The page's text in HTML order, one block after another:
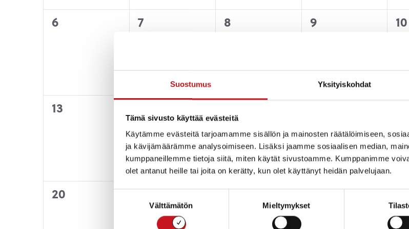
Suostumus Yksityiskohdat
Tämä sivusto käyttää evästeitä
Käytämme evästeitä tarjoamamme sisällön ja mainosten räätälöimiseen,
ja kävijämäärämme analysoimiseen. Lisäksi jaamme sosiaalisen median,
kumppaneillemme tietoja siitä, miten käytät sivustoamme. Kumppanimme
olet antanut heille tai joita on kerätty, kun olet käyttänyt heidän palvelujaan.
Välttämätön Mieltymykset
0
6
0
7
0
8
0
9
0
10
0
13
tapahtumat,
tapahtumat,
0
20
0
tapahtumat,
21
0
tapahtumat,
22
0
tapahtumat,
23
0
24